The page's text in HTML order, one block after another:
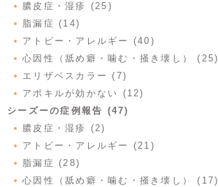
膿皮症・湿疹 (25)
脂漏症 (14)
アトピー・アレルギー (40)
心因性（舐め癖・噛む・掻き壊し） (25)
エリザベスカラー (7)
アポキルが効かない (12)
シーズーの症例報告 (47)
膿皮症・湿疹 (2)
アトピー・アレルギー (21)
脂漏症 (28)
心因性（舐め癖・噛む・掻き壊し） (17)